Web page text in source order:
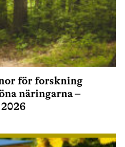
för forskning
näringarna –
2026